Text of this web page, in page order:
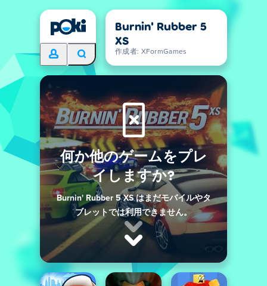
Burnin' Rubber 5
XS
作成者: XFormGames
何か他のゲームをプレ
イしますか?
Burnin' Rubber 5 XS はまだモバイルやタ
ブレットでは利用できません。